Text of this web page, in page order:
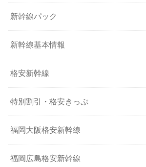
新幹線パック
新幹線基本情報
格安新幹線
特別割引・格安きっぷ
福岡大阪格安新幹線
福岡広島格安新幹線